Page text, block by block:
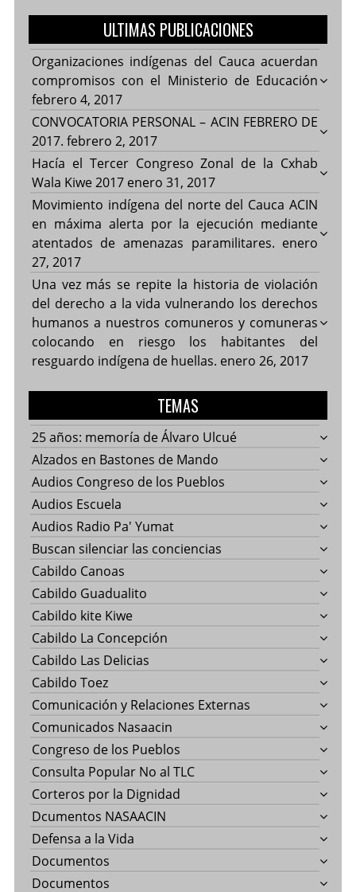
ULTIMAS PUBLICACIONES
Organizaciones indígenas del Cauca acuerdan
compromisos con el Ministerio de Educación
febrero 4, 2017
CONVOCATORIA PERSONAL – ACIN FEBRERO DE
2017. febrero 2, 2017
Hacía el Tercer Congreso Zonal de la Cxhab
Wala Kiwe 2017 enero 31, 2017
Movimiento indígena del norte del Cauca ACIN
en máxima alerta por la ejecución mediante
atentados de amenazas paramilitares. enero
27, 2017
Una vez más se repite la historia de violación
del derecho a la vida vulnerando los derechos
humanos a nuestros comuneros y comuneras
colocando en riesgo los habitantes del
resguardo indígena de huellas. enero 26, 2017
TEMAS
25 años: memoría de Álvaro Ulcué
Alzados en Bastones de Mando
Audios Congreso de los Pueblos
Audios Escuela
Audios Radio Pa' Yumat
Buscan silenciar las conciencias
Cabildo Canoas
Cabildo Guadualito
Cabildo kite Kiwe
Cabildo La Concepción
Cabildo Las Delicias
Cabildo Toez
Comunicación y Relaciones Externas
Comunicados Nasaacin
Congreso de los Pueblos
Consulta Popular No al TLC
Corteros por la Dignidad
Dcumentos NASAACIN
Defensa a la Vida
Documentos
Documentos